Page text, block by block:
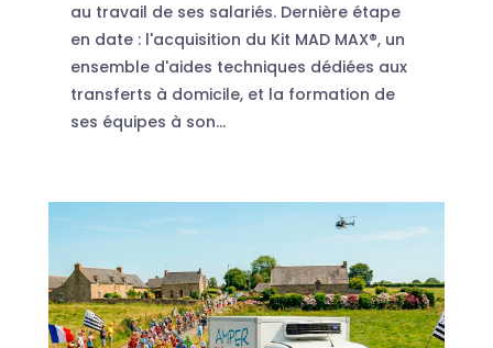
au travail de ses salariés. Dernière étape
en date : l'acquisition du Kit MAD MAX®, un
ensemble d'aides techniques dédiées aux
transferts à domicile, et la formation de
ses équipes à son...